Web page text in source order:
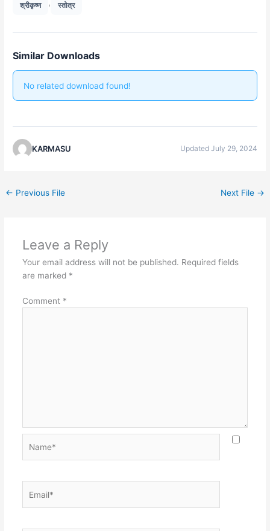
श्रीकृष्ण , स्तोत्र
Similar Downloads
No related download found!
KARMASU Updated July 29, 2024
← Previous File Next File →
Leave a Reply
Your email address will not be published. Required fields
are marked *
Comment *